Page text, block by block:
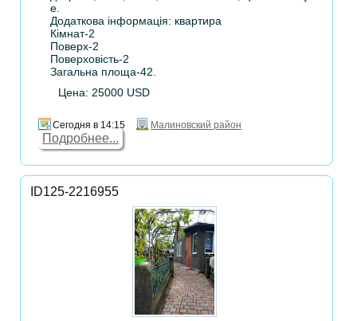
е.
Додаткова інформація: квартира
Кімнат-2
Поверх-2
Поверховість-2
Загальна площа-42.
Цена: 25000 USD
Сегодня в 14:15 Малиновский район
Подробнее...
ID125-2216955